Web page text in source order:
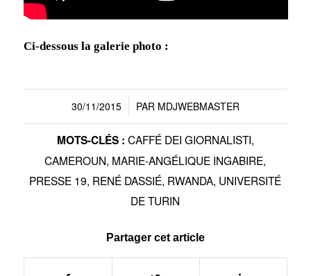
Ci-dessous la galerie photo :
30/11/2015
/ PAR MDJWEBMASTER
MOTS-CLÉS : CAFFÉ DEI GIORNALISTI,
CAMEROUN, MARIE-ANGÉLIQUE INGABIRE,
PRESSE 19, RENÉ DASSIÉ, RWANDA, UNIVERSITÉ
DE TURIN
Partager cet article